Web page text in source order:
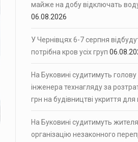
майже на добу відключать воду
06.08.2026
У Чернівцях 6-7 серпня
потрібна кров усіх груп
На Буковині судитимуть
інженера технагляду за
грн на будівництві укриття
На Буковині судитимуть
організацію незаконного